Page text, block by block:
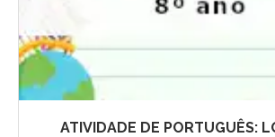
ATIVIDADE DE PORTUGUÊS: